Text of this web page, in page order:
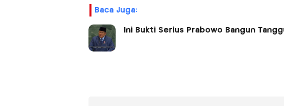
Baca Juga:
Ini Bukti Serius Prabowo Bangun